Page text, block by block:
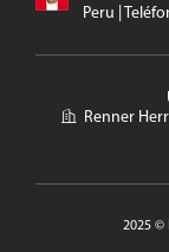
Peru |
Renner
2025 ©